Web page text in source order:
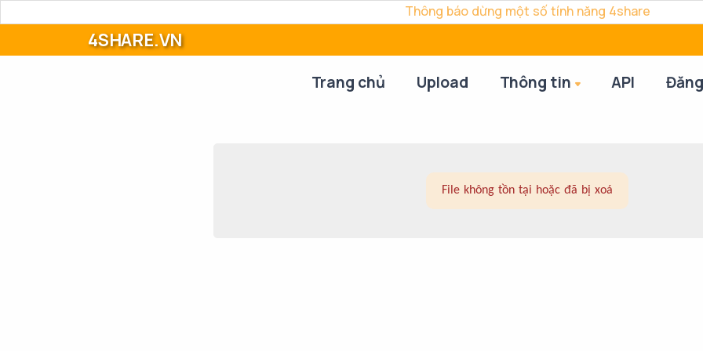
Thông báo dừng một số tính năng 4share
4SHARE.VN
Trang chủ Upload Thông tin API
File không tồn tại hoặc đã bị xoá